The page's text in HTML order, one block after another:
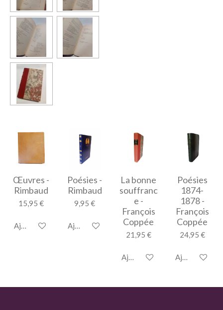
Œuvres -
Rimbaud
15,95 €
Ajouter au panier
Poésies -
Rimbaud
9,95 €
Ajouter au panier
La bonne
souffranc
e -
François
Coppée
21,95 €
Ajouter au panier
Poésies
1874-
1878 -
François
Coppée
24,95 €
Ajouter au